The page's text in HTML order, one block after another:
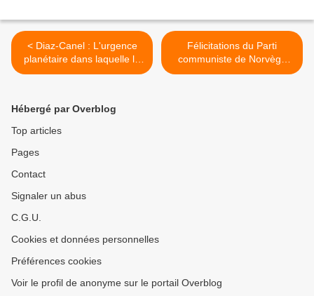
< Diaz-Canel : L'urgence
planétaire dans laquelle la
COVID-19 nous a plongés
monde
Félicitations du Parti
communiste de Norvège
sur les résultats obtenus
Hébergé par Overblog
Top articles
Pages
Contact
Signaler un abus
C.G.U.
Cookies et données personnelles
Préférences cookies
Voir le profil de anonyme sur le portail Overblog